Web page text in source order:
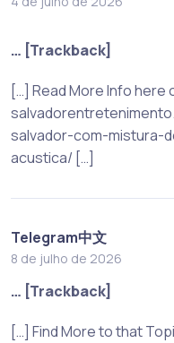
… [Trackback]
[…] Read More Info here
salvador-com-mistura-
acustica/ […]
Telegram中文
8 de julho de 2026
… [Trackback]
[…] Find More to that